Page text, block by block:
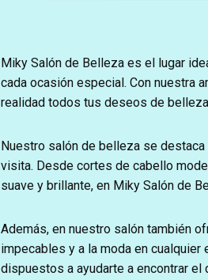
Miky Salón de Belleza es el lugar
cada ocasión especial. Con nuestra
realidad todos tus deseos de
Nuestro salón de belleza se
visita. Desde cortes de cabello
suave y brillante, en Miky Salón de
Además, en nuestro salón también
impecables y a la moda en
dispuestos a ayudarte a encontrar